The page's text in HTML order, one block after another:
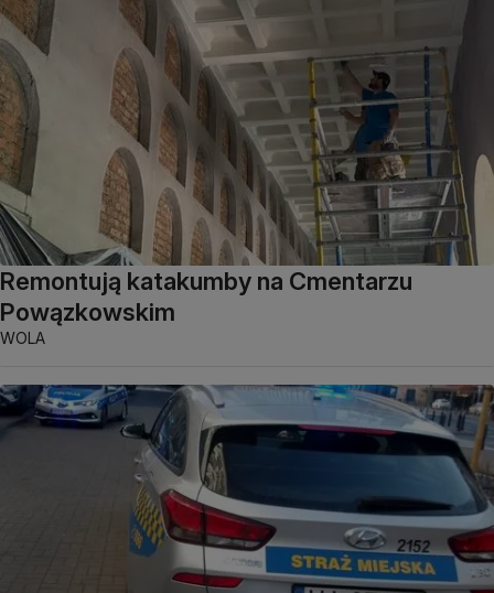
Remontują katakumby na Cmentarzu
Powązkowskim
WOLA